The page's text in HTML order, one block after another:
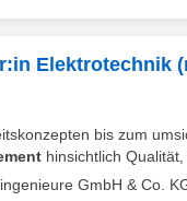
Elektrotechnik
bis zum
hinsichtlich Qualität,
GmbH & Co.